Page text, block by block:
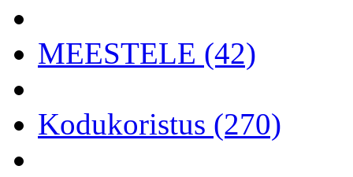
MEESTELE (42)
Kodukoristus (270)